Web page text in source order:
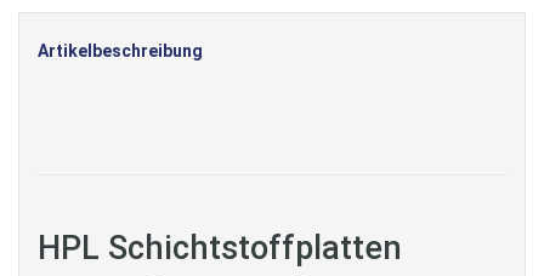
Artikelbeschreibung
HPL Schichtstoffplatten